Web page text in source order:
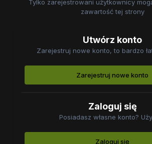
Tylko zarejestrowani użytkownicy
zawartość tej strony
Utwórz konto
Zarejestruj nowe konto, to bardzo
Zarejestruj nowe konto
Zaloguj się
Posiadasz własne konto?
Zaloguj się